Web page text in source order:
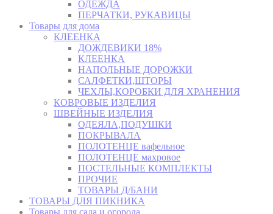
ОДЕЖДА
ПЕРЧАТКИ, РУКАВИЦЫ
Товары для дома
КЛЕЕНКА
ДОЖДЕВИКИ 18%
КЛЕЕНКА
НАПОЛЬНЫЕ ДОРОЖКИ
САЛФЕТКИ,ШТОРЫ
ЧЕХЛЫ,КОРОБКИ ДЛЯ ХРАНЕНИЯ
КОВРОВЫЕ ИЗДЕЛИЯ
ШВЕЙНЫЕ ИЗДЕЛИЯ
ОДЕЯЛА,ПОДУШКИ
ПОКРЫВАЛА
ПОЛОТЕНЦЕ вафельное
ПОЛОТЕНЦЕ махровое
ПОСТЕЛЬНЫЕ КОМПЛЕКТЫ
ПРОЧИЕ
ТОВАРЫ Д/БАНИ
ТОВАРЫ ДЛЯ ПИКНИКА